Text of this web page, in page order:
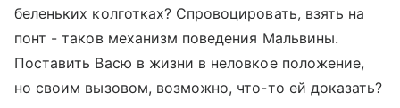
беленьких колготках? Спровоцировать, взять на
понт - таков механизм поведения Мальвины.
Поставить Васю в жизни в неловкое положение,
но своим вызовом, возможно, что-то ей доказать?